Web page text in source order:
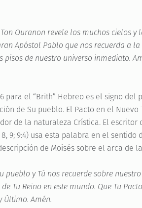
Ouranon revele los muchos cielos y
Apóstol Pablo que nos recuerda a
de nuestro universo inmediato.
para el “Brith” Hebreo es el signo del
de Su pueblo. El Pacto en el Nuevo
de la naturaleza Crística. El escritor
9; 9:4) usa esta palabra en el sentido
de Moisés sobre el arca de
pueblo y Tú nos recuerde sobre
Tu Reino en este mundo. Que Tu
Último. Amén.